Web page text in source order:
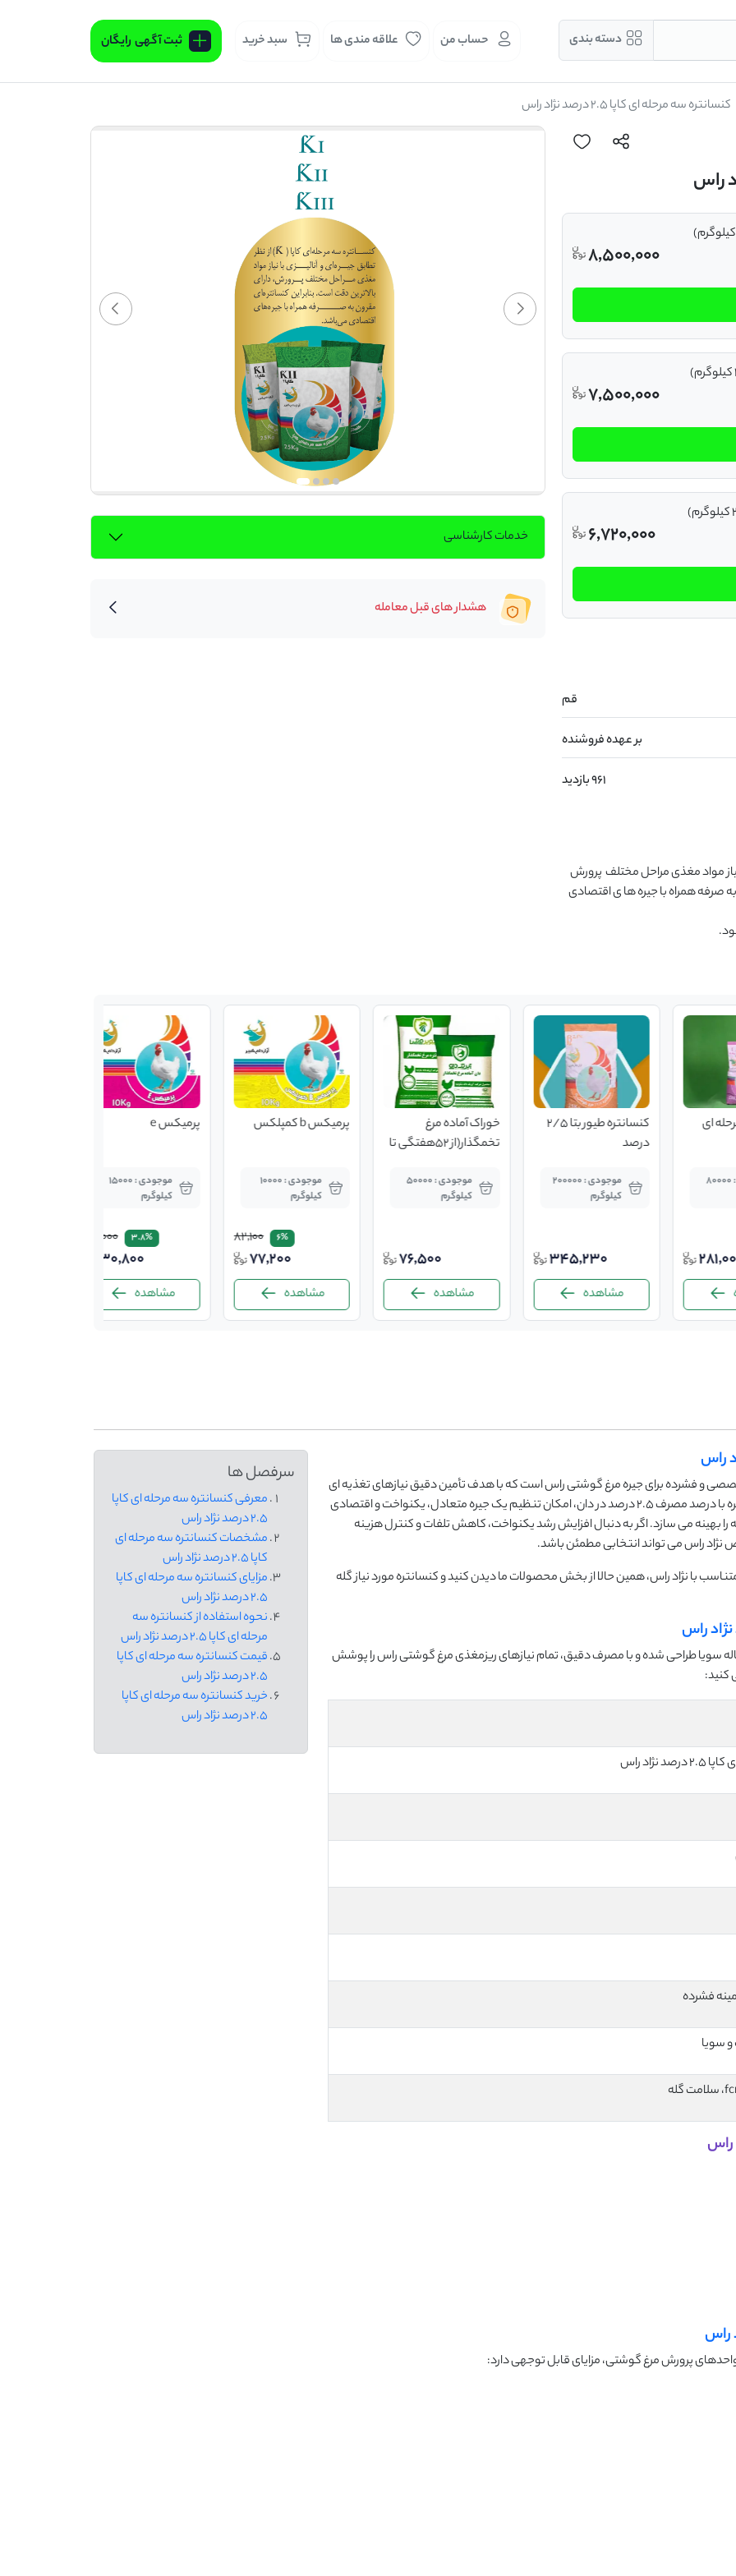
دسته بندی حساب من علاقه مندی ها سبد خرید ثبت آگهی رایگان
کنسانتره سه مرحله ای کاپا 2.5 درصد نژاد راس
8,500,000
7,500,000
6,720,000
قم
بر عهده فروشنده
961 بازدید
خدمات کارشناسی
هشدار های قبل معامله
کنسانتره طیور بتا 2/5
موجودی : 200000
345,230
خوراک آماده مرغ
تخمگذار(از 52هفتگی تا
موجودی : 50000
موجودی : 10000
82,100
پرمیکس e
موجودی : 15000
32,000
نژاد راس یک مکمل تخصصی و فشرده برای جیره مرغ گوشتی راس است که با هدف تأمین دقیق نیازهای تغذیه ای
در سه فاز آغازین، رشد و پایانی طراحی شده است. این کنسانتره با درصد مصرف ۲.۵ درصد در دان، امکان تنظیم یک جیره متعادل، یکنواخت و اقتصادی
بهینه می سازد. اگر به دنبال افزایش رشد یکنواخت، کاهش تلفات و کنترل هزینه
با نژاد راس، همین حالا از بخش محصولات ما دیدن کنید و کنسانتره مورد نیاز گله
ذرت و کنجاله سویا طراحی شده و با مصرف دقیق، تمام نیازهای ریزمغذی مرغ گوشتی راس را پوشش
نژاد راس
فشرده
و سویا
سرفصل ها
معرفی کنسانتره سه مرحله ای کاپا
2.5 درصد نژاد راس
مشخصات کنسانتره سه مرحله ای
کاپا 2.5 درصد نژاد راس
مزایای کنسانتره سه مرحله ای کاپا
2.5 درصد نژاد راس
نحوه استفاده از کنسانتره سه
مرحله ای کاپا 2.5 درصد نژاد راس
قیمت کنسانتره سه مرحله ای کاپا
2.5 درصد نژاد راس
خرید کنسانتره سه مرحله ای کاپا
2.5 درصد نژاد راس